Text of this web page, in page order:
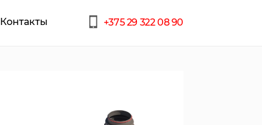
Контакты +375 29 322 08 90